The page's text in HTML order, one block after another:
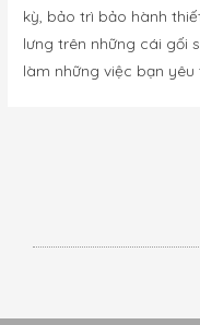
kỳ, bảo trì bảo hành
lưng trên những cái gối
làm những việc bạn yêu